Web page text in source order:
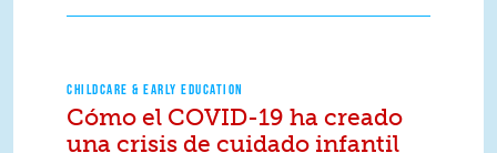
CHILDCARE & EARLY EDUCATION
Cómo el COVID-19 ha creado
una crisis de cuidado infantil